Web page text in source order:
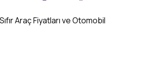
Araç Fiyatları ve Otomobil